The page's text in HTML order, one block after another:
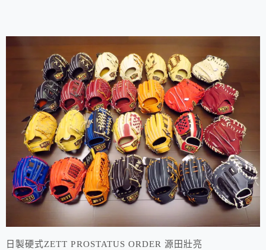
日製硬式ZETT PROSTATUS ORDER 源田壯亮